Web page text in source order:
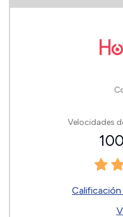
Velocidades
Calificación